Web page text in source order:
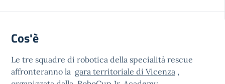
Cos'è
Le tre squadre di robotica della specialità rescue
affronteranno la gara territoriale di Vicenza ,